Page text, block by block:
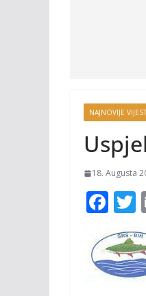
NAJNOVIJE
18. Augusta
F
ac
e
b
w